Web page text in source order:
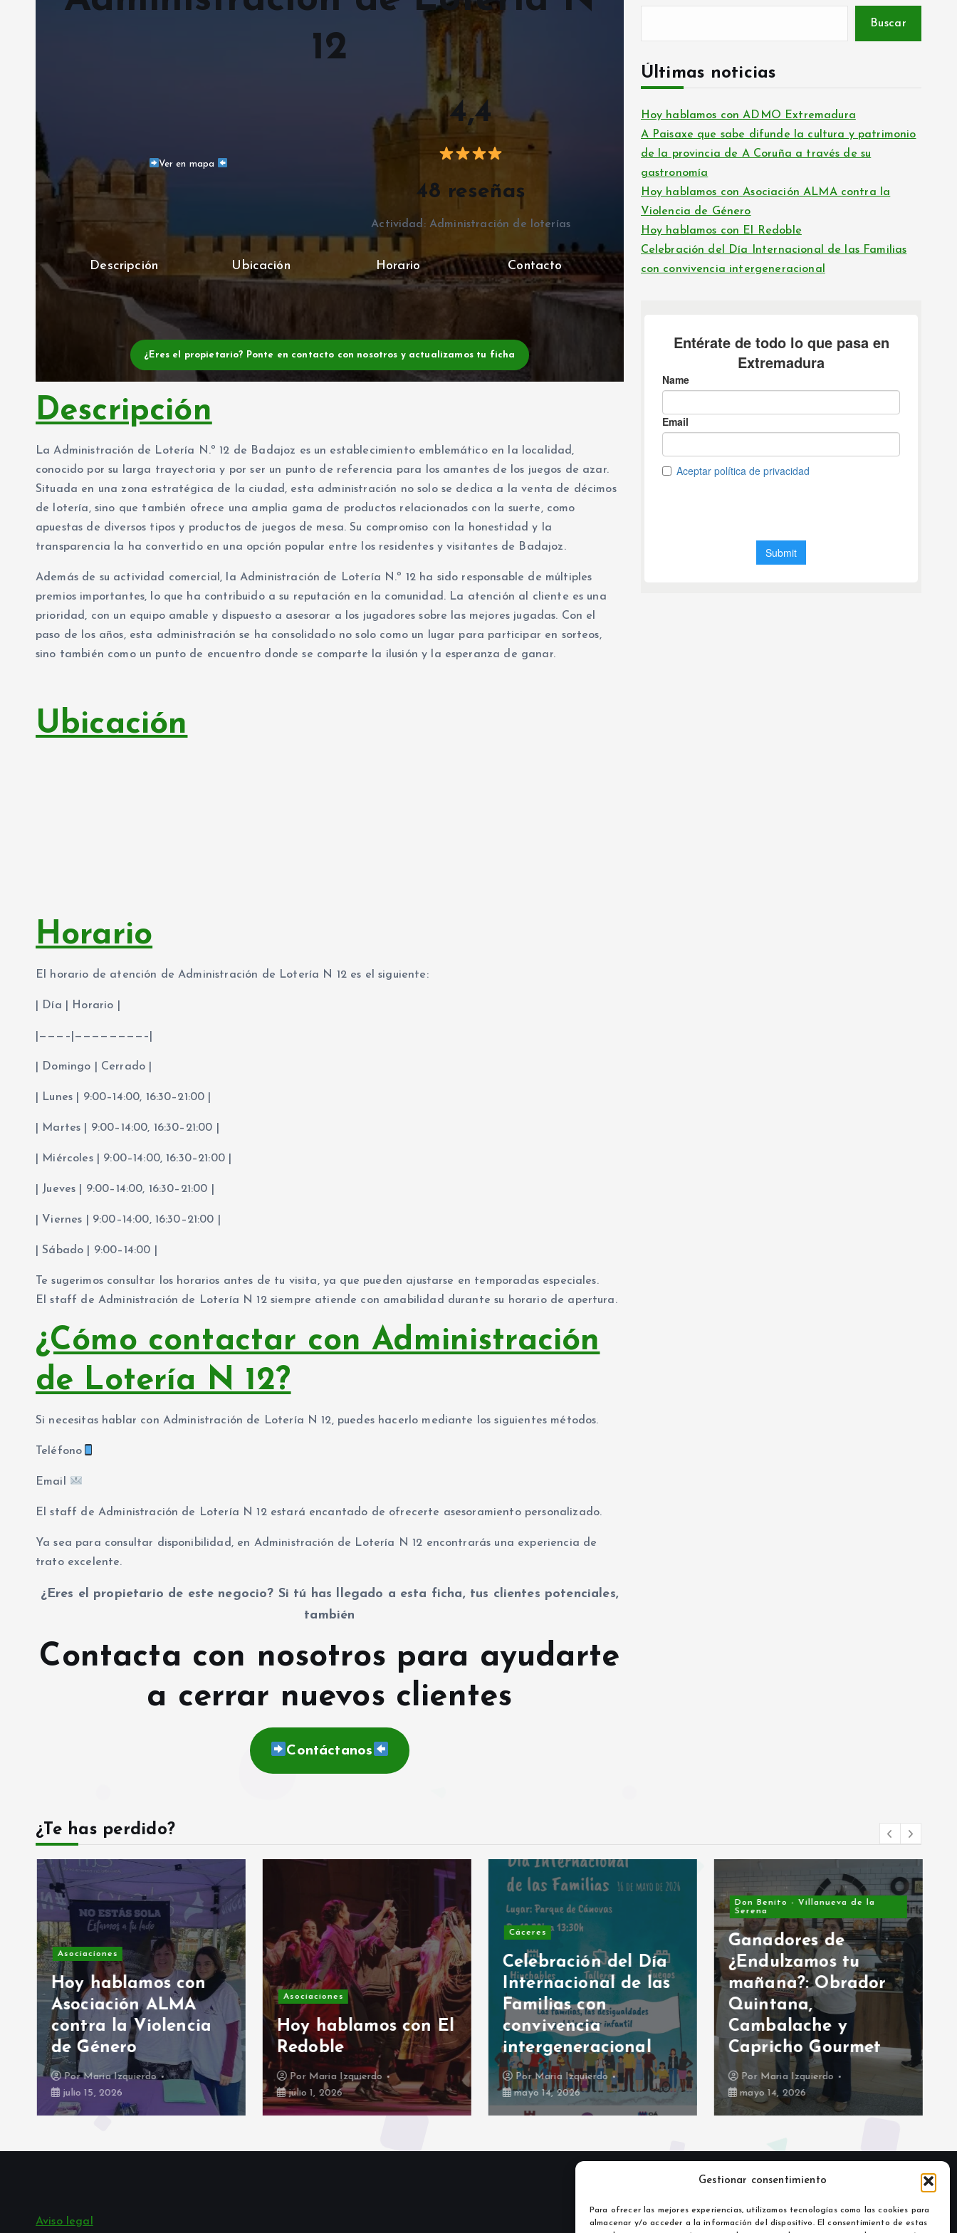
Gestionar consentimiento
Para ofrecer las mejores experiencias, utilizamos tecnologías como las cookies para
almacenar y/o acceder a la información del dispositivo. El consentimiento de estas
12
Ver en mapa
4,4
48 reseñas
Actividad: Administración de loterías
Descripción Ubicación Horario Contacto
¿Eres el propietario? Ponte en contacto con nosotros y actualizamos tu ficha
Descripción
La Administración de Lotería N.º 12 de Badajoz es un establecimiento emblemático en la localidad,
conocido por su larga trayectoria y por ser un punto de referencia para los amantes de los juegos de azar.
Situada en una zona estratégica de la ciudad, esta administración no solo se dedica a la venta de décimos
de lotería, sino que también ofrece una amplia gama de productos relacionados con la suerte, como
apuestas de diversos tipos y productos de juegos de mesa. Su compromiso con la honestidad y la
transparencia la ha convertido en una opción popular entre los residentes y visitantes de Badajoz.
Además de su actividad comercial, la Administración de Lotería N.º 12 ha sido responsable de múltiples
premios importantes, lo que ha contribuido a su reputación en la comunidad. La atención al cliente es una
prioridad, con un equipo amable y dispuesto a asesorar a los jugadores sobre las mejores jugadas. Con el
paso de los años, esta administración se ha consolidado no solo como un lugar para participar en sorteos,
sino también como un punto de encuentro donde se comparte la ilusión y la esperanza de ganar.
Ubicación
Horario
El horario de atención de Administración de Lotería N 12 es el siguiente:
| Día | Horario |
|———–|————————–|
| Domingo | Cerrado |
| Lunes | 9:00–14:00, 16:30–21:00 |
| Martes | 9:00–14:00, 16:30–21:00 |
| Miércoles | 9:00–14:00, 16:30–21:00 |
| Jueves | 9:00–14:00, 16:30–21:00 |
| Viernes | 9:00–14:00, 16:30–21:00 |
| Sábado | 9:00–14:00 |
Te sugerimos consultar los horarios antes de tu visita, ya que pueden ajustarse en temporadas especiales.
El staff de Administración de Lotería N 12 siempre atiende con amabilidad durante su horario de apertura.
¿Cómo contactar con Administración
de Lotería N 12?
Si necesitas hablar con Administración de Lotería N 12, puedes hacerlo mediante los siguientes métodos.
Teléfono
Email
El staff de Administración de Lotería N 12 estará encantado de ofrecerte asesoramiento personalizado.
Ya sea para consultar disponibilidad, en Administración de Lotería N 12 encontrarás una experiencia de
trato excelente.
¿Eres el propietario de este negocio? Si tú has llegado a esta ficha, tus clientes potenciales,
también
Contacta con nosotros para ayudarte
a cerrar nuevos clientes
Contáctanos
Buscar
Últimas noticias
Hoy hablamos con ADMO Extremadura
A Paisaxe que sabe difunde la cultura y patrimonio
de la provincia de A Coruña a través de su
gastronomía
Hoy hablamos con Asociación ALMA contra la
Violencia de Género
Hoy hablamos con El Redoble
Celebración del Día Internacional de las Familias
con convivencia intergeneracional
¿Te has perdido?
Asociaciones
Hoy hablamos con
Asociación ALMA
contra la Violencia
de Género
PorMaria Izquierdo
julio 15, 2026
Asociaciones
Hoy hablamos con El
Redoble
Por Maria Izquierdo
julio 1, 2026
Cáceres
Celebración del Día
Internacional de las
Familias con
convivencia
intergeneracional
PorMaria Izquierdo
mayo 14, 2026
Don Benito - Villanueva de la
Serena
Ganadores de
¿Endulzamos tu
mañana?: Obrador
Quintana,
Cambalache y
Capricho Gourmet
Por Maria Izquierdo
mayo 14, 2026
Aviso legal